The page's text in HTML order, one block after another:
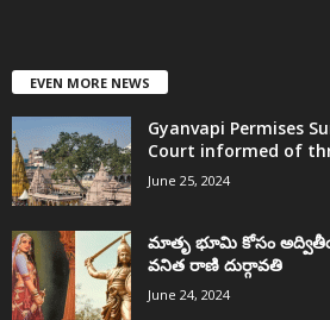
EVEN MORE NEWS
Gyanvapi Permises
Court informed of
June 25, 2024
మాతృ భూమి కోసం
వనిత రాణి దుర్గావతి
June 24, 2024